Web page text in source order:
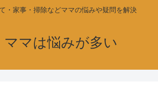
・家事・掃除などママの悩みや疑問を解決
ママは悩みが多い